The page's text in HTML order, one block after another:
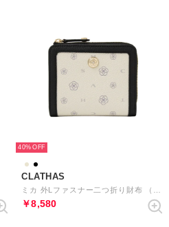
40%
CLATHAS
￥8,580